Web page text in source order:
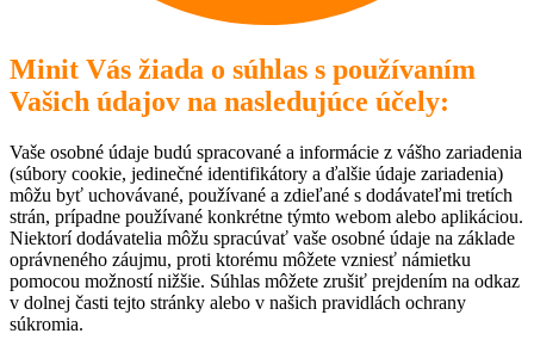
Minit Vás žiada o súhlas s používaním
Vašich údajov na nasledujúce účely:
Vaše osobné údaje budú spracované a informácie z vášho zariadenia
(súbory cookie, jedinečné identifikátory a ďalšie údaje zariadenia)
môžu byť uchovávané, používané a zdieľané s dodávateľmi tretích
strán, prípadne používané konkrétne týmto webom alebo aplikáciou.
Niektorí dodávatelia môžu spracúvať vaše osobné údaje na základe
oprávneného záujmu, proti ktorému môžete vzniesť námietku
pomocou možností nižšie. Súhlas môžete zrušiť prejdením na odkaz
v dolnej časti tejto stránky alebo v našich pravidlách ochrany
súkromia.